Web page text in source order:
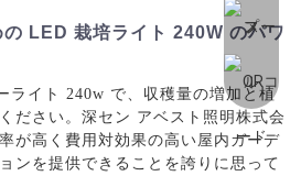
LED 栽培ライト 240W のパワ
ライト 240w で、収穫量の増加と植
ださい。深セン アベスト照明株式会
が高く費用対効果の高い屋内ガーデ
ンを提供できることを誇りに思って